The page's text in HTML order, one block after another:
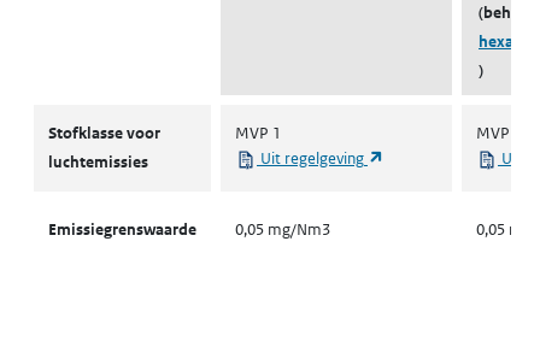
)
Stofklasse voor
luchtemissies
MVP 1
Uit regelgeving
(opent in een nieuw
MVP 1
Uit
Emissiegrenswaarde 0,05 mg/Nm3 0,05